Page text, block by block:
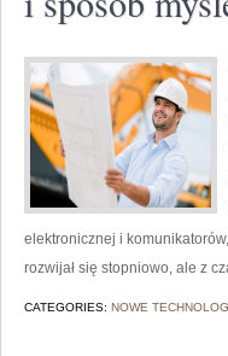
elektronicznej i
rozwijał się stopniowo, ale z
CATEGORIES: NOWE